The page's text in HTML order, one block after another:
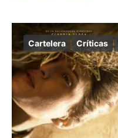
Cartelera Críticas